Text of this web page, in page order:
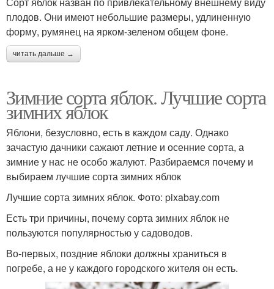
плодов. Они имеют небольшие размеры, удлиненную
форму, румянец на ярком-зеленом общем фоне.
читать дальше →
Зимние сорта яблок. Лучшие сорта
зимних яблок
Яблони, безусловно, есть в каждом саду. Однако
зачастую дачники сажают летние и осенние сорта, а
зимние у нас не особо жалуют. Разбираемся почему и
выбираем лучшие сорта зимних яблок
Лучшие сорта зимних яблок. Фото: pixabay.com
Есть три причины, почему сорта зимних яблок не
пользуются популярностью у садоводов.
Во-первых, поздние яблоки должны храниться в
погребе, а не у каждого городского жителя он есть.